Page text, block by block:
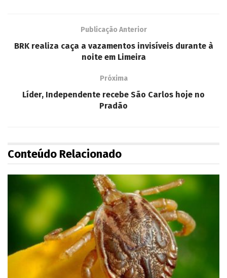
Publicação Anterior
BRK realiza caça a vazamentos invisíveis durante à
noite em Limeira
Próxima
Líder, Independente recebe São Carlos hoje no
Pradão
Conteúdo Relacionado